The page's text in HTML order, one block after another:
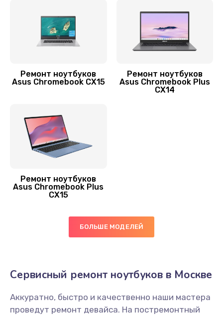
Замена видеокарты
Заказать
1145 руб.
Замена оперативной памяти
890 руб.
Замена жесткого диска
750 руб.
Заказать
Ремонт ноутбуков
Asus Chromebook CX15
Ремонт ноутбуков
Asus Chromebook Plus
CX14
Ремонт ноутбуков
Asus Chromebook Plus
CX15
БОЛЬШЕ МОДЕЛЕЙ
Сервисный ремонт ноутбуков в Москве
Аккуратно, быстро и качественно наши мастера
проведут ремонт девайса. На постремонтный